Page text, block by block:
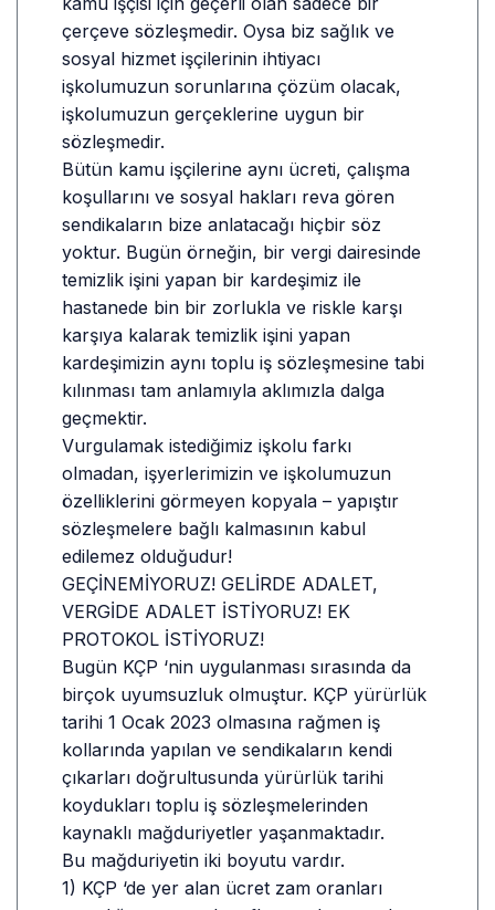
çerçeve sözleşmedir. Oysa biz sağlık ve
sosyal hizmet işçilerinin ihtiyacı
işkolumuzun sorunlarına çözüm olacak,
işkolumuzun gerçeklerine uygun bir
sözleşmedir.
Bütün kamu işçilerine aynı ücreti, çalışma
koşullarını ve sosyal hakları reva gören
sendikaların bize anlatacağı hiçbir söz
yoktur. Bugün örneğin, bir vergi dairesinde
temizlik işini yapan bir kardeşimiz ile
hastanede bin bir zorlukla ve riskle karşı
karşıya kalarak temizlik işini yapan
kardeşimizin aynı toplu iş sözleşmesine tabi
kılınması tam anlamıyla aklımızla dalga
geçmektir.
Vurgulamak istediğimiz işkolu farkı
olmadan, işyerlerimizin ve işkolumuzun
özelliklerini görmeyen kopyala – yapıştır
sözleşmelere bağlı kalmasının kabul
edilemez olduğudur!
GEÇİNEMİYORUZ! GELİRDE ADALET,
VERGİDE ADALET İSTİYORUZ! EK
PROTOKOL İSTİYORUZ!
Bugün KÇP ‘nin uygulanması sırasında da
birçok uyumsuzluk olmuştur. KÇP yürürlük
tarihi 1 Ocak 2023 olmasına rağmen iş
kollarında yapılan ve sendikaların kendi
çıkarları doğrultusunda yürürlük tarihi
koydukları toplu iş sözleşmelerinden
kaynaklı mağduriyetler yaşanmaktadır.
Bu mağduriyetin iki boyutu vardır.
1) KÇP ‘de yer alan ücret zam oranları